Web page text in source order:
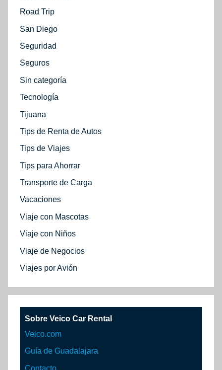
Road Trip
San Diego
Seguridad
Seguros
Sin categoría
Tecnología
Tijuana
Tips de Renta de Autos
Tips de Viajes
Tips para Ahorrar
Transporte de Carga
Vacaciones
Viaje con Mascotas
Viaje con Niños
Viaje de Negocios
Viajes por Avión
Sobre Veico Car Rental
Veico.com
Guía de Guadalajara
Contacto